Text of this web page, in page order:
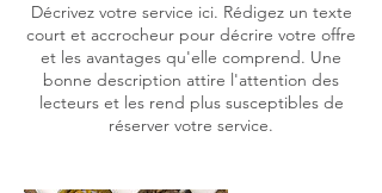
Décrivez votre service ici. Rédigez un texte
court et accrocheur pour décrire votre offre
et les avantages qu'elle comprend. Une
bonne description attire l'attention des
lecteurs et les rend plus susceptibles de
réserver votre service.